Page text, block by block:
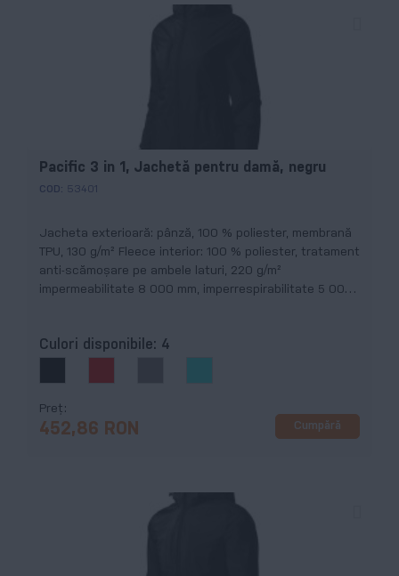
Pacific 3 in 1, Jachetă pentru damă, negru
COD: 53401
Jacheta exterioară: pânză, 100 % poliester, membrană
TPU, 130 g/m² Fleece interior: 100 % poliester, tratament
anti-scămoșare pe ambele laturi, 220 g/m²
impermeabilitate 8 000 mm, imperrespirabilitate 5 000
Culori disponibile: 4
Preț
452,86 RON Cumpără